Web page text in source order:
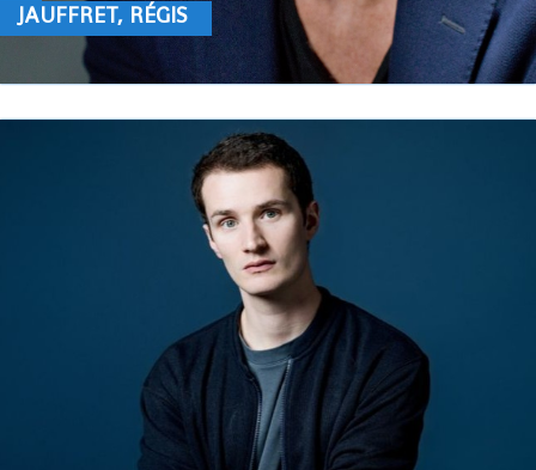
JAUFFRET, RÉGIS